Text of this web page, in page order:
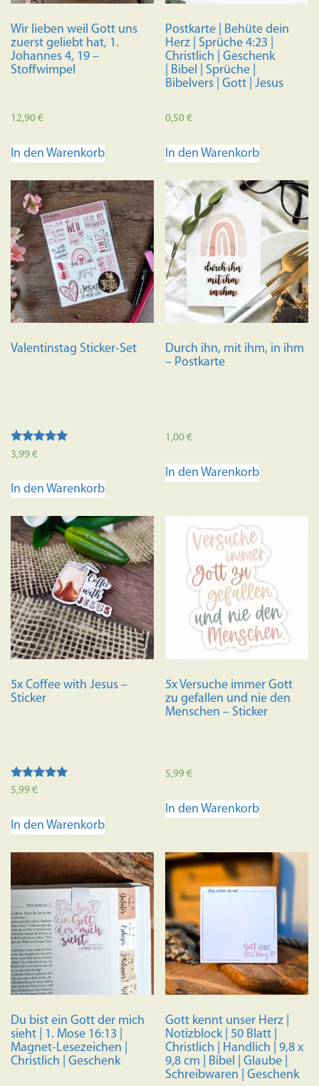
Wir lieben weil Gott uns
zuerst geliebt hat, 1.
Johannes 4, 19 –
Stoffwimpel
12,90€
In den Warenkorb
Postkarte | Behüte dein
Herz | Sprüche 4:23 |
Christlich | Geschenk
| Bibel | Sprüche |
Bibelvers | Gott | Jesus
0,50€
In den Warenkorb
Valentinstag Sticker-Set
Bewertet mit
5.00
3,99€
In den Warenkorb
Durch ihn, mit ihm, in ihm
– Postkarte
1,00€
In den Warenkorb
5x Coffee with Jesus –
Sticker
Bewertet mit
5,99€
In den Warenkorb
5x Versuche immer Gott
zu gefallen und nie den
Menschen – Sticker
5,99€
In den Warenkorb
Du bist ein Gott der mich
sieht | 1. Mose 16:13 |
Magnet-Lesezeichen |
Christlich | Geschenk
Gott kennt unser Herz |
Notizblock | 50 Blatt |
Christlich | Handlich | 9,8 x
9,8 cm | Bibel | Glaube |
Schreibwaren | Geschenk